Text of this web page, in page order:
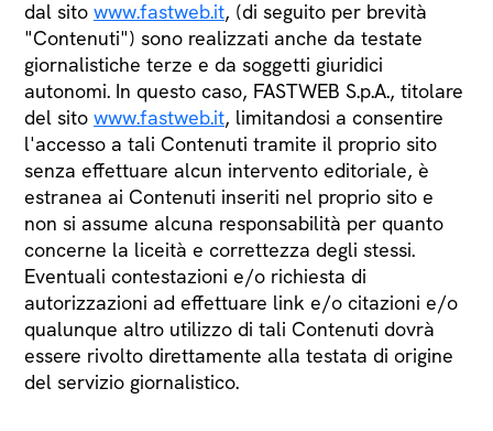
dal sito www.fastweb.it, (di seguito per brevità
"Contenuti") sono realizzati anche da testate
giornalistiche terze e da soggetti giuridici
autonomi. In questo caso, FASTWEB S.p.A., titolare
del sito www.fastweb.it, limitandosi a consentire
l'accesso a tali Contenuti tramite il proprio sito
senza effettuare alcun intervento editoriale, è
estranea ai Contenuti inseriti nel proprio sito e
non si assume alcuna responsabilità per quanto
concerne la liceità e correttezza degli stessi.
Eventuali contestazioni e/o richiesta di
autorizzazioni ad effettuare link e/o citazioni e/o
qualunque altro utilizzo di tali Contenuti dovrà
essere rivolto direttamente alla testata di origine
del servizio giornalistico.